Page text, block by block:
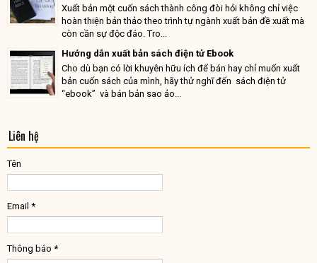
Xuất bản một cuốn sách thành công đòi hỏi không chỉ việc
hoàn thiện bản thảo theo trình tự ngành xuất bản đề xuất mà
còn cần sự độc đáo. Tro...
Hướng dẫn xuất bản sách điện tử Ebook
Cho dù bạn có lời khuyên hữu ích để bán hay chỉ muốn xuất
bản cuốn sách của mình, hãy thử nghĩ đến sách điện tử
“ebook” và bán bản sao ảo...
Liên hệ
Tên
Email *
Thông báo *